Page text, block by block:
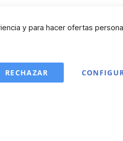
y para hacer ofertas
RECHAZAR